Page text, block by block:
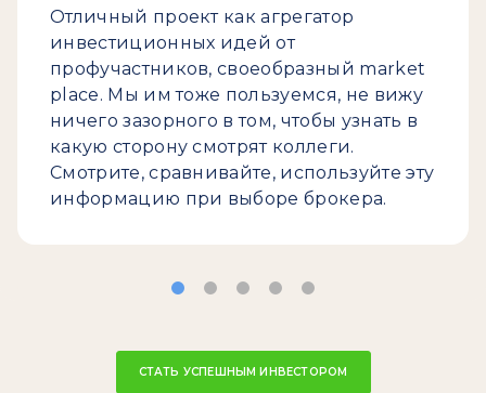
Отличный проект как агрегатор
инвестиционных идей от
профучастников, своеобразный market
place. Мы им тоже пользуемся, не вижу
ничего зазорного в том, чтобы узнать в
какую сторону смотрят коллеги.
Смотрите, сравнивайте, используйте эту
информацию при выборе брокера.
СТАТЬ УСПЕШНЫМ ИНВЕСТОРОМ